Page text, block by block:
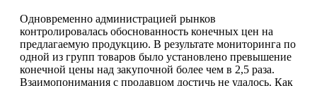
Одновременно администрацией рынков
контролировалась обоснованность конечных цен на
предлагаемую продукцию. В результате мониторинга по
одной из групп товаров было установлено превышение
конечной цены над закупочной более чем в 2,5 раза.
Взаимопонимания с продавцом достичь не удалось. Как